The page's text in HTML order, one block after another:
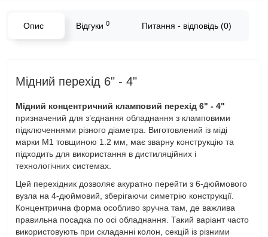
Опис Відгуки 0 Питання - відповідь (0)
Мідний перехід 6" - 4"
Мідний концентричний кламповий перехід 6" - 4"
призначений для з’єднання обладнання з кламповими
підключеннями різного діаметра. Виготовлений із міді
марки М1 товщиною 1.2 мм, має зварну конструкцію та
підходить для використання в дистиляційних і
технологічних системах.
Цей перехідник дозволяє акуратно перейти з 6-дюймового
вузла на 4-дюймовий, зберігаючи симетрію конструкції.
Концентрична форма особливо зручна там, де важлива
правильна посадка по осі обладнання. Такий варіант часто
використовують при складанні колон, секцій із різними